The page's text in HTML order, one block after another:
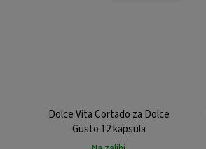
Dolce Vita Cortado za Dolce
Gusto 12 kapsula